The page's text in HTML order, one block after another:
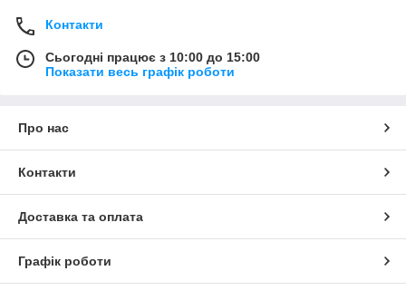
Контакти
Сьогодні працює з 10:00 до 15:00
Показати весь графік роботи
Про нас
Контакти
Доставка та оплата
Графік роботи